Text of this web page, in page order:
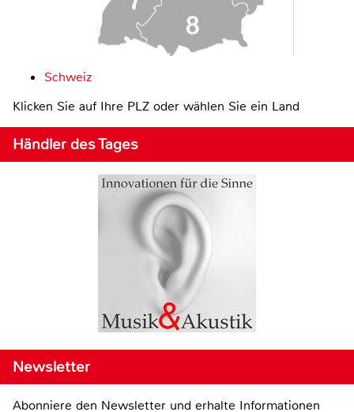
Schweiz
Klicken Sie auf Ihre PLZ oder wählen Sie ein Land
Händler des Tages
Newsletter
Abonniere den Newsletter und erhalte Informationen